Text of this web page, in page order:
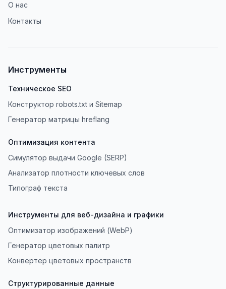
О нас
Контакты
Инструменты
Техническое SEO
Конструктор robots.txt и Sitemap
Генератор матрицы hreflang
Оптимизация контента
Симулятор выдачи Google (SERP)
Анализатор плотности ключевых слов
Типограф текста
Инструменты для веб-дизайна и графики
Оптимизатор изображений (WebP)
Генератор цветовых палитр
Конвертер цветовых пространств
Структурированные данные